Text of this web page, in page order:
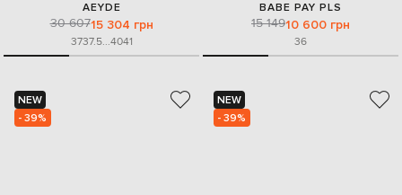
AEYDE
30 60715 304 грн
3737.5...4041
BABE PAY PLS
15 14910 600 грн
36
NEW
- 39%
NEW
- 39%